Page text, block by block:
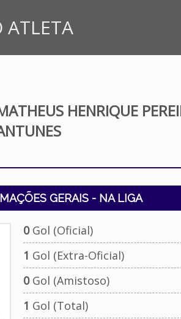
ATLETA
HENRIQUE
GERAIS - NA LIGA
0Gol (Oficial)
1 Gol (Extra-Oficial)
0Gol (Amistoso)
1 Gol (Total)